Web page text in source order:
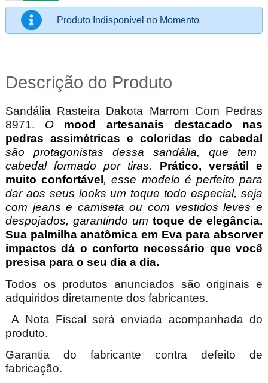
Produto Indisponível no Momento
Descrição do Produto
Sandália Rasteira Dakota Marrom Com Pedras
8971. O mood artesanais destacado nas
pedras assimétricas e coloridas do cabedal
são protagonistas dessa sandália, que tem
cabedal formado por tiras. Prático, versátil e
muito confortável , esse modelo é perfeito para
dar aos seus looks um toque todo especial, seja
com jeans e camiseta ou com vestidos leves e
despojados, garantindo um toque de elegância.
Sua palmilha anatômica em Eva para absorver
impactos dá o conforto necessário que você
presisa para o seu dia a dia.
Todos os produtos anunciados são originais e
adquiridos diretamente dos fabricantes.
A Nota Fiscal será enviada acompanhada do
produto.
Garantia do fabricante contra defeito de
fabricação.